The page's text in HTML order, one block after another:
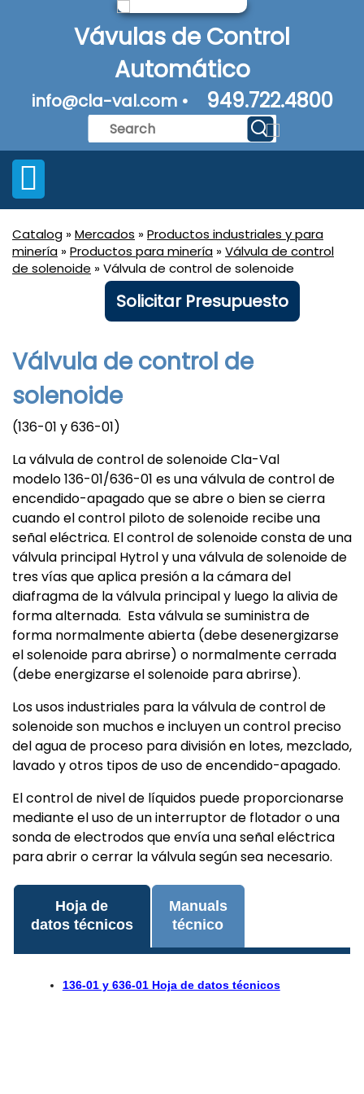
Vávulas de Control
Automático
info@cla-val.com • 949.722.4800
Catalog »Mercados »Productos industriales y para
minería »Productos para minería »Válvula de control
de solenoide » Válvula de control de solenoide
Solicitar Presupuesto
Válvula de control de
solenoide
(136-01 y 636-01)
La válvula de control de solenoide Cla-Val
modelo 136-01/636-01 es una válvula de control de
encendido-apagado que se abre o bien se cierra
cuando el control piloto de solenoide recibe una
señal eléctrica. El control de solenoide consta de una
válvula principal Hytrol y una válvula de solenoide de
tres vías que aplica presión a la cámara del
diafragma de la válvula principal y luego la alivia de
forma alternada. Esta válvula se suministra de
forma normalmente abierta (debe desenergizarse
el solenoide para abrirse) o normalmente cerrada
(debe energizarse el solenoide para abrirse).
Los usos industriales para la válvula de control de
solenoide son muchos e incluyen un control preciso
del agua de proceso para división en lotes, mezclado,
lavado y otros tipos de uso de encendido-apagado.
El control de nivel de líquidos puede proporcionarse
mediante el uso de un interruptor de flotador o una
sonda de electrodos que envía una señal eléctrica
para abrir o cerrar la válvula según sea necesario.
Hoja de
datos técnicos
Manuals
técnico
136-01 y 636-01 Hoja de datos técnicos